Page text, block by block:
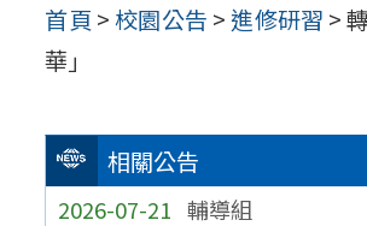
首頁 >校園公告 >進修研習 >
華」
相關公告
2026-07-21 輔導組